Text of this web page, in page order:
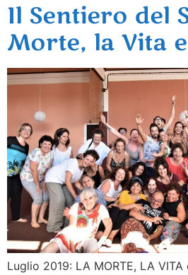
Il Sentiero del
Morte, la Vita
Luglio 2019: LA MORTE, LA VITA